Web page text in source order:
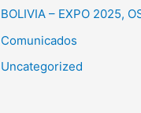
BOLIVIA – EXPO 2025,
Comunicados
Uncategorized